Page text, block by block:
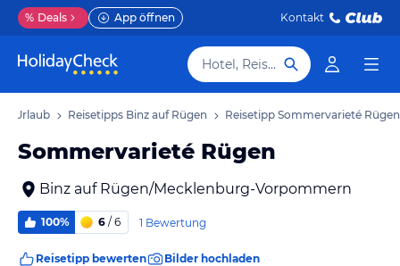
% Deals App öffnen Kontakt
Hotel, Reiseziel
Urlaub Reisetipps Binz auf Rügen Reisetipp Sommervarieté Rügen
Sommervarieté Rügen
Binz auf Rügen/Mecklenburg-Vorpommern
100% 6 / 6 1 Bewertung
Reisetipp bewerten Bilder hochladen